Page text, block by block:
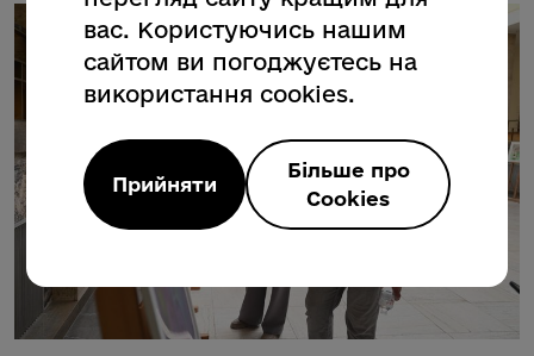
вас. Користуючись нашим
сайтом ви погоджуєтесь на
використання cookies.
Прийняти
Більше про
Cookies